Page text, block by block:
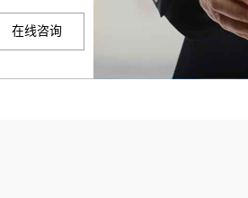
在线咨询